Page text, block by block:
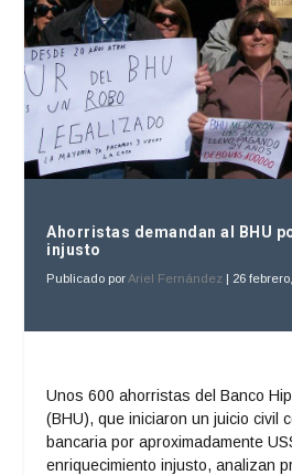
Ahorristas demandan al BHU
injusto
Publicado porAriel Fernández | 26
Unos 600 ahorristas del Banco
(BHU), que iniciaron un juicio civil
bancaria por aproximadamente
enriquecimiento injusto, analizan